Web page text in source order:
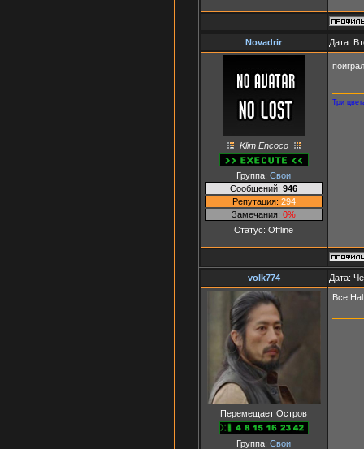
Nоvаdrir Дата:
Klim Encoco
Группа: Свои
Сообщений: 946
Репутация: 294
Замечания: 0%
Статус: Offline
Три
volk774 Дата:
Перемещает Остров
Группа: Свои
Все